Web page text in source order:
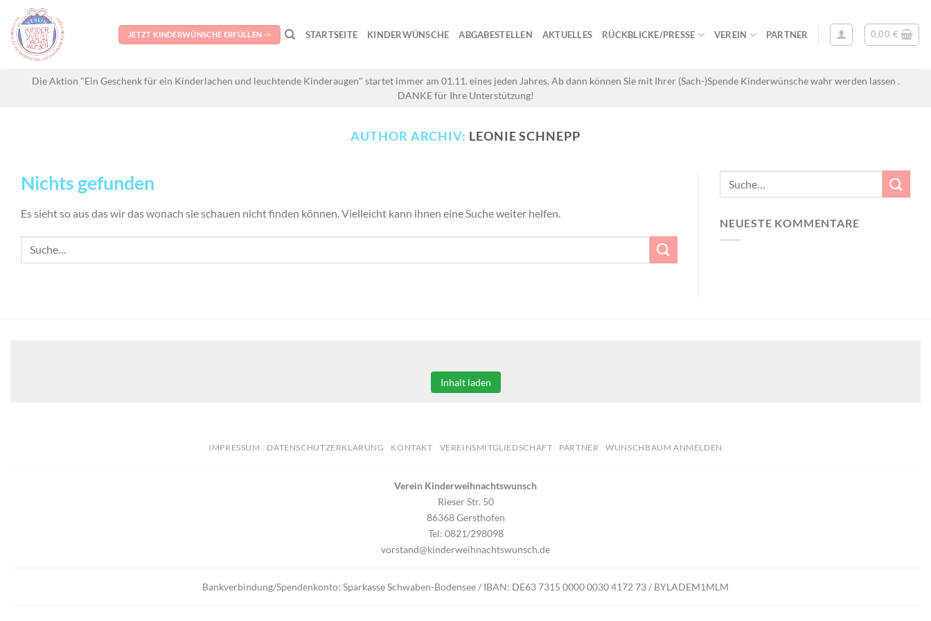
content
JETZT KINDERWÜNSCHE ERFÜLLEN -> STARTSEITE KINDERWÜNSCHE ABGABESTELLEN AKTUELLES RÜCKBLICKE/PRESSE VEREIN PARTNER 0,00 €
Die Aktion "Ein Geschenk für ein Kinderlachen und leuchtende Kinderaugen" startet immer am 01.11. eines jeden Jahres. Ab dann können Sie mit Ihrer (Sach-)Spende Kinderwünsche wahr werden lassen .
DANKE für Ihre Unterstützung!
AUTHOR ARCHIV: LEONIE SCHNEPP
Nichts gefunden
Es sieht so aus das wir das wonach sie schauen nicht finden können. Vielleicht kann ihnen eine Suche weiter helfen.
NEUESTE KOMMENTARE
Inhalt laden
IMPRESSUM DATENSCHUTZERKLÄRUNG KONTAKT VEREINSMITGLIEDSCHAFT PARTNER WUNSCHBAUM ANMELDEN
Verein Kinderweihnachtswunsch
Rieser Str. 50
86368 Gersthofen
Tel: 0821/298098
vorstand@kinderweihnachtswunsch.de
Bankverbindung/Spendenkonto: Sparkasse Schwaben-Bodensee / IBAN: DE63 7315 0000 0030 4172 73 / BYLADEM1MLM